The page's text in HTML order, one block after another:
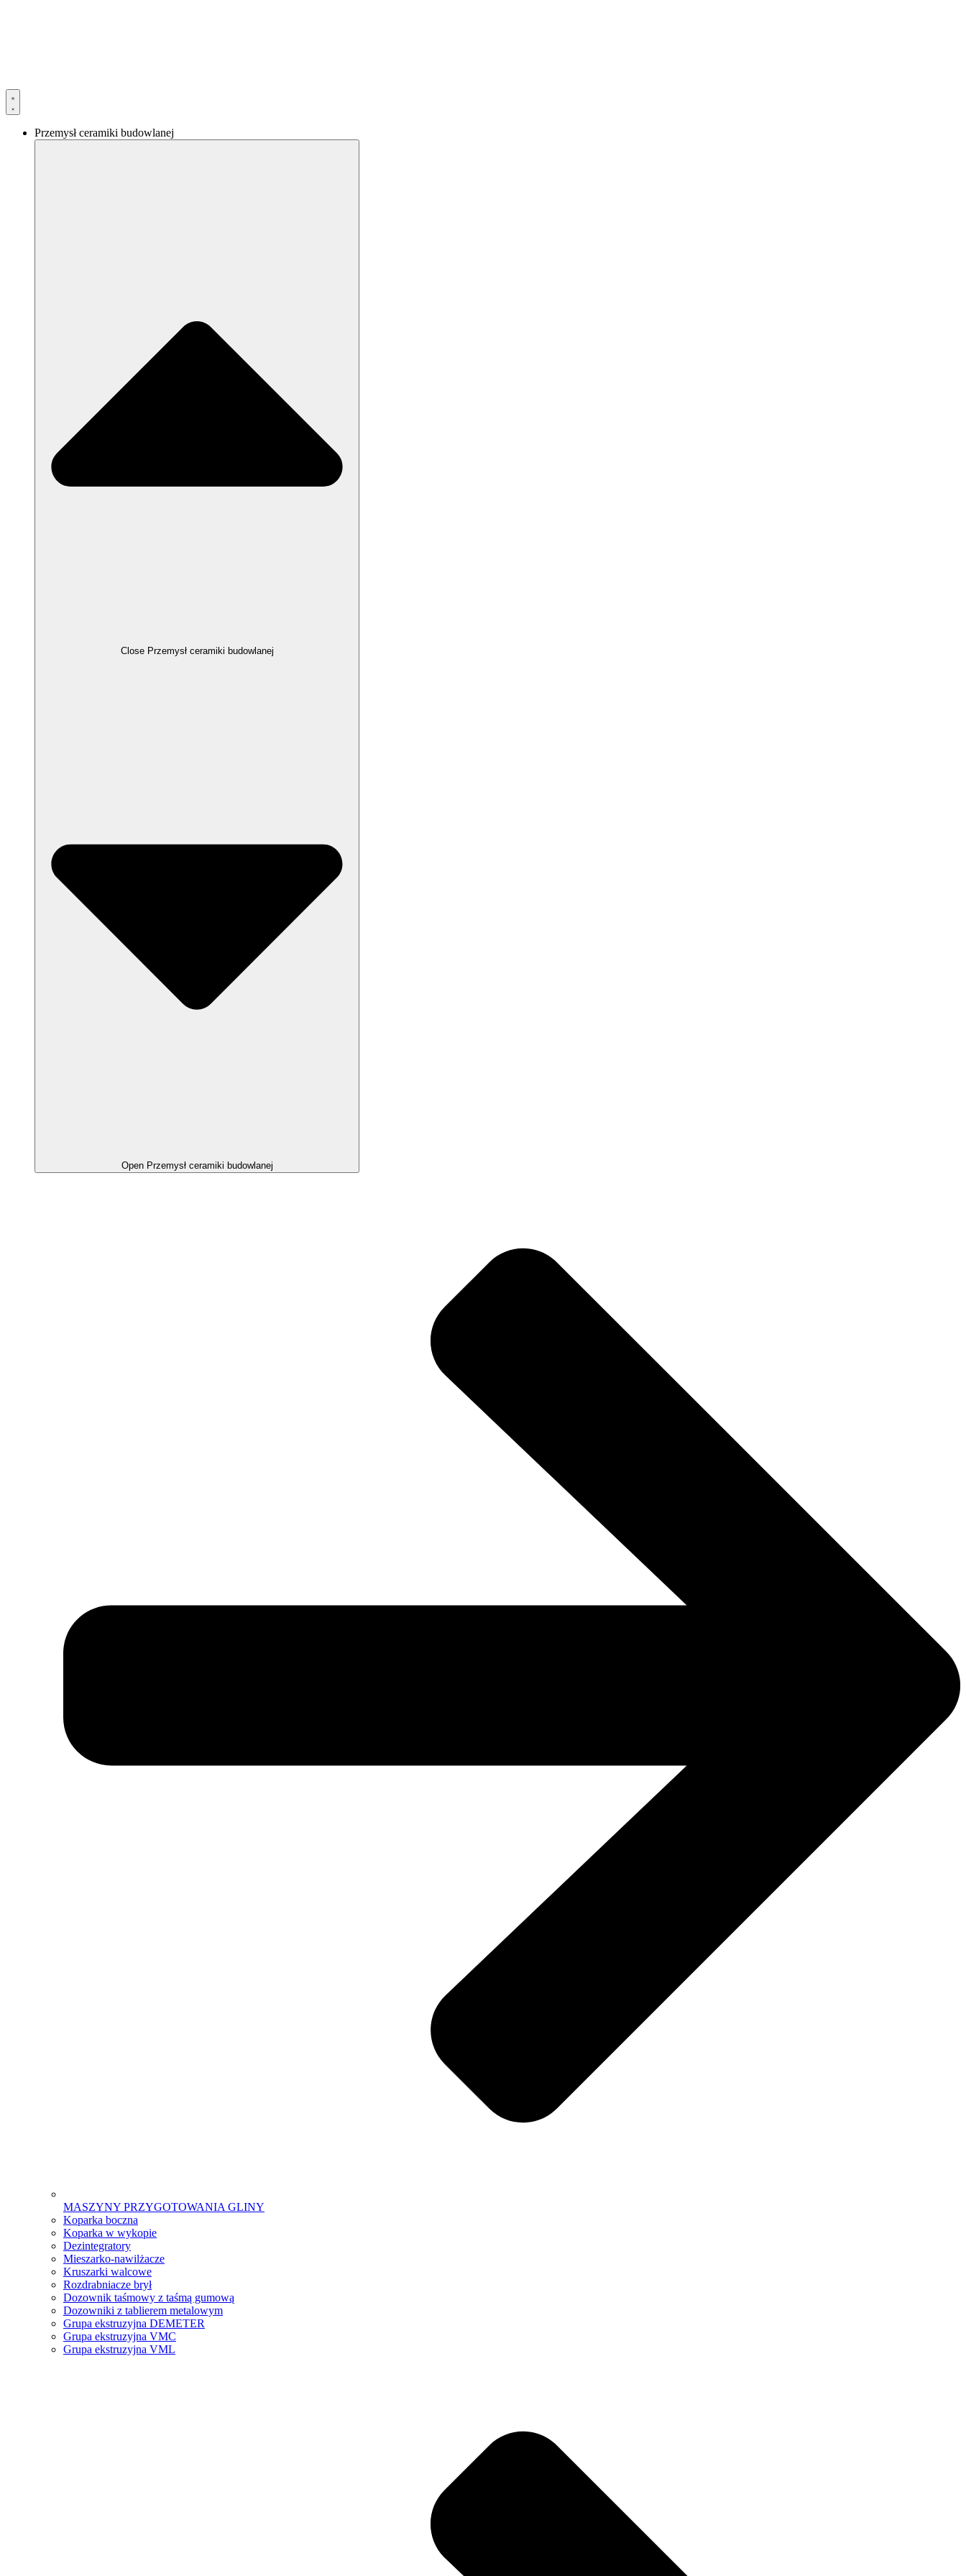
Przemysł ceramiki budowlanej
Close Przemysł ceramiki budowlanej
Open Przemysł ceramiki budowlanej
MASZYNY PRZYGOTOWANIA GLINY
Koparka boczna
Koparka w wykopie
Dezintegratory
Mieszarko-nawilżacze
Kruszarki walcowe
Rozdrabniacze brył
Dozownik taśmowy z taśmą gumową
Dozowniki z tablierem metalowym
Grupa ekstruzyjna DEMETER
Grupa ekstruzyjna VMC
Grupa ekstruzyjna VML